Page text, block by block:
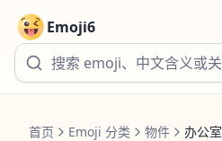
Emoji6
首页 Emoji 分类 物件 办公室